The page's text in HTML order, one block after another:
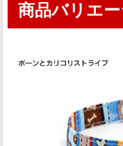
商品バリエ